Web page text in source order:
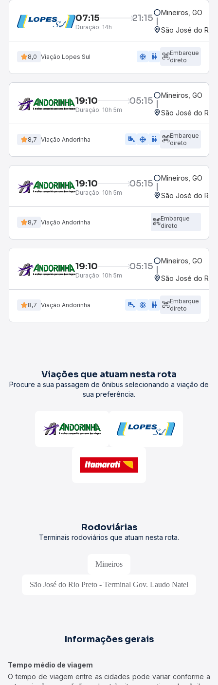
07:15 21:15
Duração: 14h
Mineiros, GO
São José do Rio
8,0 Viação Lopes Sul ac_unit wc
Embarque
direto
19:10 05:15
Duração: 10h 5m
Mineiros, GO
São José do Rio
8,7 Viação Andorinha airline_seat_legroom_extra ac_unit wc
Embarque
direto
19:10 05:15
Duração: 10h 5m
Mineiros, GO
São José do Rio
8,7 Viação Andorinha
Embarque
direto
19:10 05:15
Duração: 10h 5m
Mineiros, GO
São José do Rio
8,7 Viação Andorinha airline_seat_legroom_extra ac_unit wc
Embarque
direto
Viações que atuam nesta rota
Procure a sua passagem de ônibus selecionando a viação de
sua preferência.
Rodoviárias
Terminais rodoviários que atuam nesta rota.
Mineiros
São José do Rio Preto - Terminal Gov. Laudo Natel
Informações gerais
Tempo médio de viagem
O tempo de viagem entre as cidades pode variar conforme a